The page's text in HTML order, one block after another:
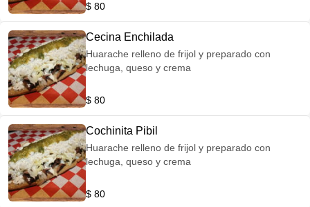
$ 80
Cecina Enchilada
Huarache relleno de frijol y preparado con
lechuga, queso y crema
$ 80
Cochinita Pibil
Huarache relleno de frijol y preparado con
lechuga, queso y crema
$ 80